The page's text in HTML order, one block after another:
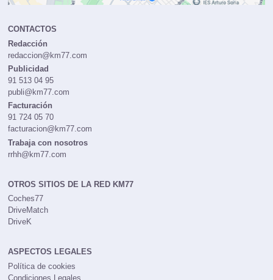
CONTACTOS
Redacción
redaccion@km77.com
Publicidad
91 513 04 95
publi@km77.com
Facturación
91 724 05 70
facturacion@km77.com
Trabaja con nosotros
rrhh@km77.com
OTROS SITIOS DE LA RED KM77
Coches77
DriveMatch
DriveK
ASPECTOS LEGALES
Política de cookies
Condiciones Legales